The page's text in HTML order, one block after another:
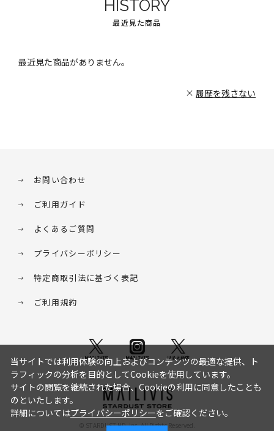
HISTORY
最近見た商品
最近見た商品がありません。
履歴を残さない
お問い合わせ
ご利用ガイド
よくあるご質問
プライバシーポリシー
特定商取引法に基づく表記
ご利用規約
© STARDUST HD. inc. All Rights Reserved.
当サイトでは利用体験の向上およびコンテンツの最適な提供、ト
ラフィックの分析を目的としてCookieを使用しています。
サイトの閲覧を継続された場合、Cookieの利用に同意したことも
のといたします。
詳細についてはプライバシーポリシーをご確認ください。